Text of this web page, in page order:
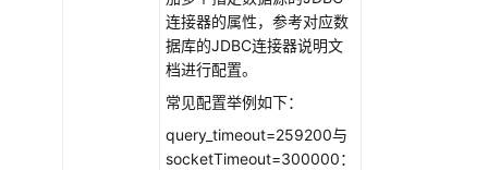
连接器的属性，参考对应数
据库的JDBC连接器说明文
档进行配置。
常见配置举例如下：
query_timeout=259200与
socketTimeout=300000：